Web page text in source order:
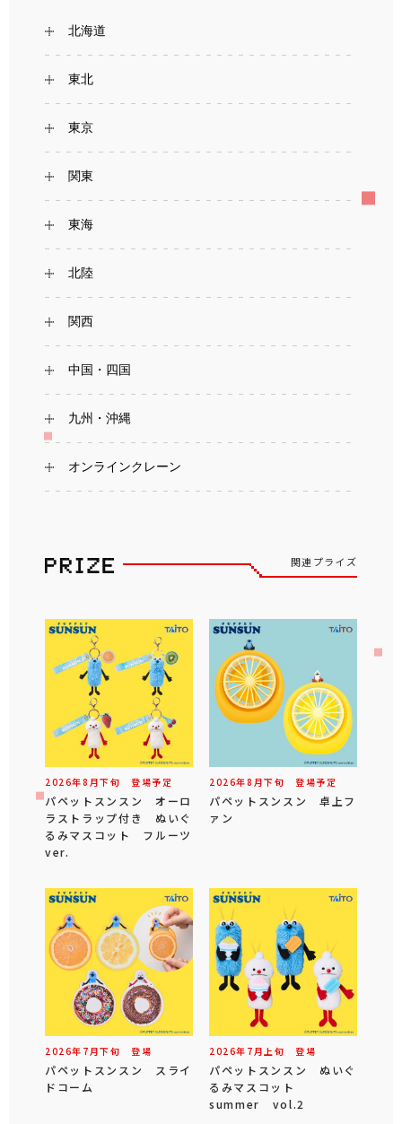
北海道
東北
東京
関東
東海
北陸
関西
中国・四国
九州・沖縄
オンラインクレーン
関連プライズ
2026年8 月下旬 登場予定
パペットスンスン オーロ
ラストラップ付き ぬいぐ
るみマスコット フルーツ
ver.
2026年8 月下旬 登場予定
パペットスンスン 卓上フ
ァン
2026年 7 月下旬 登場
パペットスンスン スライ
ドコーム
2026年 7 月 上旬 登場
パペットスンスン ぬいぐ
るみマスコット
summer vol.2